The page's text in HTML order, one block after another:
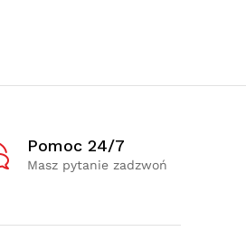
Pomoc 24/7
Masz pytanie zadzwoń